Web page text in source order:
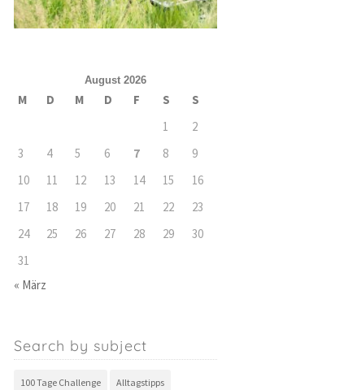
August 2026
M D M D F S
S
1
2
3
4 5 6 7 8
9
10
11 12 13 14 15
16
17
18 19 20 21 22
23
24
25 26 27 28 29
30
31
« März
Search by subject
100 Tage Challenge Alltagstipps